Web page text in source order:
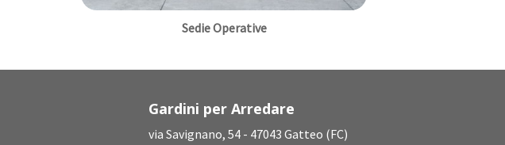
Sedie Operative
Gardini per Arredare
via Savignano, 54 - 47043 Gatteo (FC)